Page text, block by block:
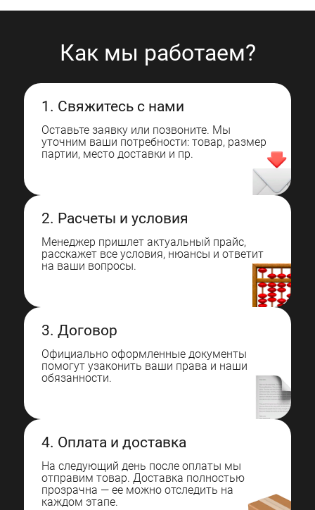
Как мы работаем?
1. Свяжитесь с нами
Оставьте заявку или позвоните. Мы
уточним ваши потребности: товар, размер
партии, место доставки и пр.
2. Расчеты и условия
Менеджер пришлет актуальный прайс,
расскажет все условия, нюансы и ответит
на ваши вопросы.
3. Договор
Официально оформленные документы
помогут узаконить ваши права и наши
обязанности.
4. Оплата и доставка
На следующий день после оплаты мы
отправим товар. Доставка полностью
прозрачна — ее можно отследить на
каждом этапе.